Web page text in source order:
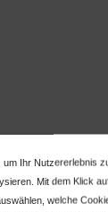
Ihr Nutzererlebnis
Mit dem Klick
welche